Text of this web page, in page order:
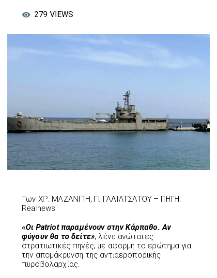
279 VIEWS
Των ΧΡ. ΜΑΖΑΝΙΤΗ, Π. ΓΑΛΙΑΤΣΑΤΟΥ – ΠΗΓΗ:
Realnews
«Οι Patriot παραμένουν στην Κάρπαθο. Αν
φύγουν θα το δείτε», λένε ανώτατες
στρατιωτικές πηγές, με αφορμή το ερώτημα για
την απομάκρυνση της αντιαεροπορικής
πυροβολαρχίας.